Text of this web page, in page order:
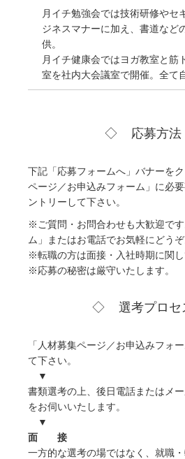
月イチ勉強会では技術研修やセ
ジネスマナーに加え、書道など
供。
月イチ健康会ではヨガ教室と筋
室を社内大会議室で開催。全て
応募方法
下記「応募フォームへ」バナーを
ページ／お申込みフォーム」に必
ントリーして下さい。
※ご質問・お問合わせも大歓迎で
ム」またはお電話でお気軽にどうぞ
※転職の方は面接・入社時期に関し
※応募の秘密は厳守いたします。
選考プロセ
「人材募集ページ／お申込みフォ
て下さい。
▼
書類選考の上、後日電話またはメ
をお伺いいたします。
▼
面 接
一方的な選考の場ではなく、就職